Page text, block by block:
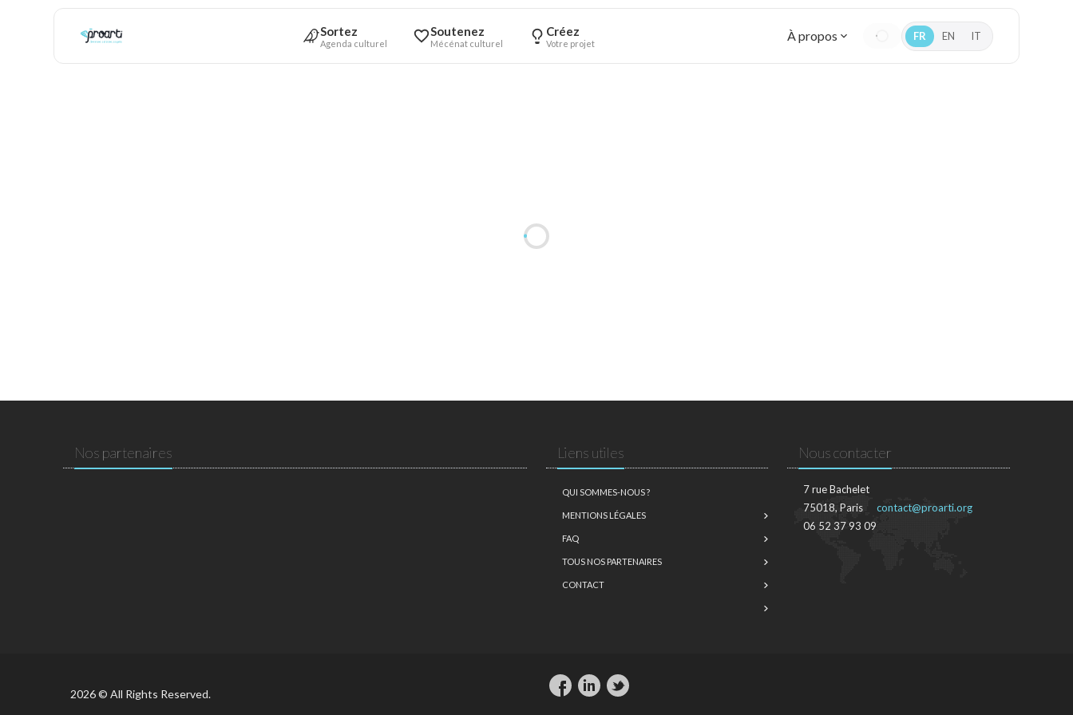
Sortez
Agenda culturel
Soutenez
Mécénat culturel
Créez
Votre projet À propos FR EN IT
Nos partenaires Liens utiles
QUI SOMMES-NOUS ?
MENTIONS LÉGALES
FAQ
TOUS NOS PARTENAIRES
CONTACT
Nous contacter
7 rue Bachelet
75018, Paris
06 52 37 93 09
contact@proarti.org
2026 © All Rights Reserved.